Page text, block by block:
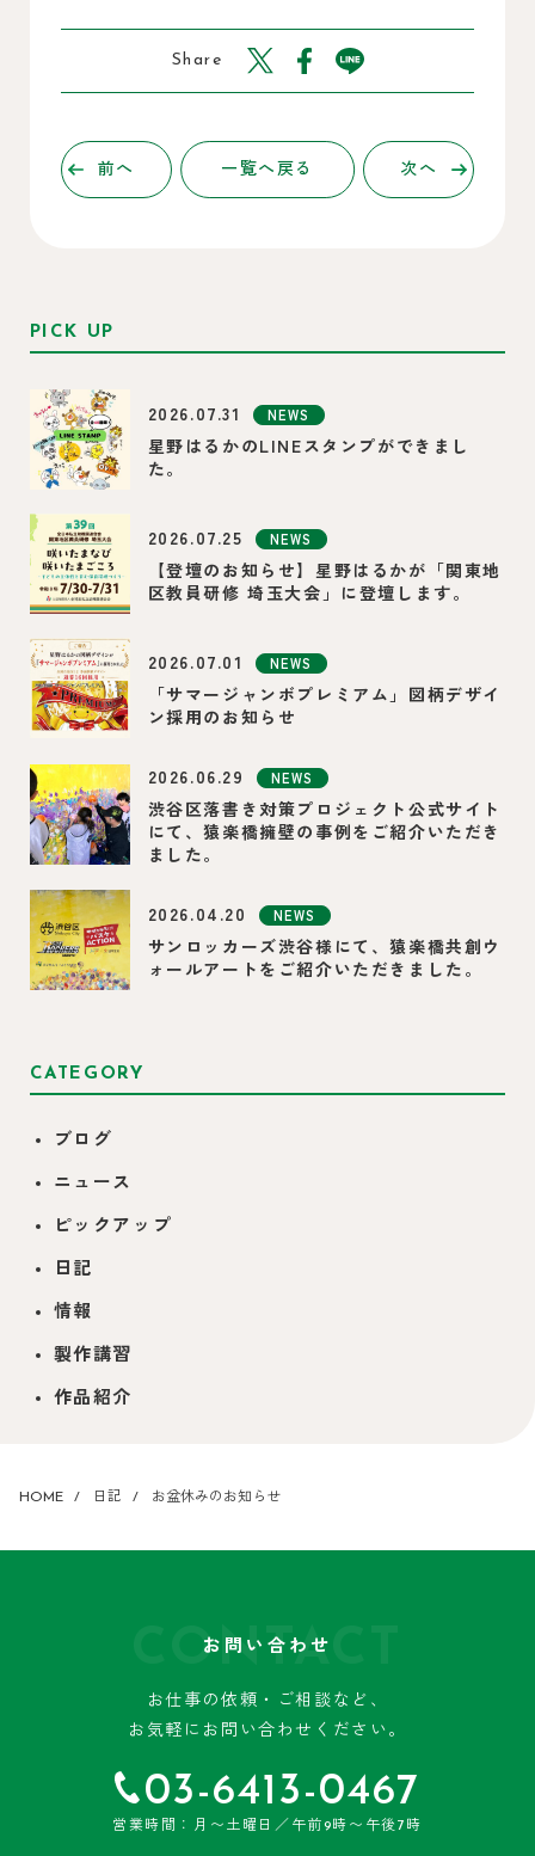
Share
前へ 一覧へ戻る 次へ
PICK UP
2026.07.31 NEWS
星野はるかのLINEスタンプができまし
た。
2026.07.25 NEWS
【登壇のお知らせ】星野はるかが「関東地
区教員研修 埼玉大会」に登壇します。
2026.07.01 NEWS
「サマージャンボプレミアム」図柄デザイ
ン採用のお知らせ
2026.06.29 NEWS
渋谷区落書き対策プロジェクト公式サイト
にて、猿楽橋擁壁の事例をご紹介いただき
ました。
2026.04.20 NEWS
サンロッカーズ渋谷様にて、猿楽橋共創ウ
ォールアートをご紹介いただきました。
CATEGORY
ブログ
ニュース
ピックアップ
日記
情報
製作講習
作品紹介
HOME 日記 お盆休みのお知らせ
CONTACT
お問い合わせ
お仕事の依頼・ご相談など、
お気軽にお問い合わせください。
03-6413-0467
営業時間：月〜土曜日／午前9時〜午後7時